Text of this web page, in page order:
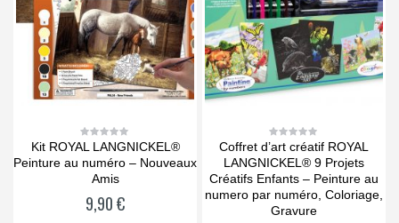
0
of
Kit ROYAL LANGNICKEL®
Peinture au numéro – Nouveaux
Amis
9,90€
0
out
of
5
Coffret d’art créatif ROYAL
LANGNICKEL® 9 Projets
Créatifs Enfants – Peinture au
numero par numéro, Coloriage,
Gravure